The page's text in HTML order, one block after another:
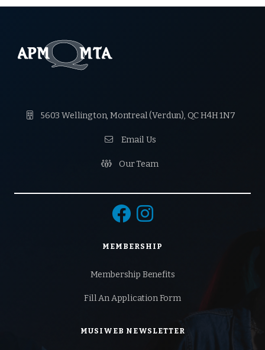
 5603 Wellington, Montreal (Verdun), QC H4H 1N7
 Email Us
 Our Team
 
MEMBERSHIP
Membership Benefits
Fill An Application Form
MUSIWEB NEWSLETTER